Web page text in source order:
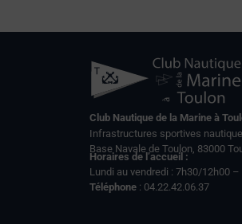
Club Nautique de la Marine à
Infrastructures sportives
Base Navale de Toulon, 83000
Horaires de l’accueil :
Lundi au vendredi : 7h30/12h00
Téléphone : 04.22.42.06.37